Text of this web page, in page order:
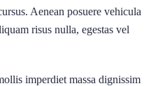
Aenean posuere vehicula
risus nulla, egestas vel
imperdiet massa dignissim